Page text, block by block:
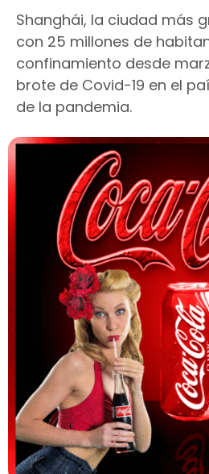
Shanghái, la ciudad más
con 25 millones de
confinamiento desde
brote de Covid-19 en el
de la pandemia.